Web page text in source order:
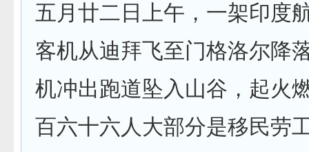
五月廿二日上午，一架印度
客机从迪拜飞至门格洛尔降
机冲出跑道坠入山谷，起火
百六十六人大部分是移民劳